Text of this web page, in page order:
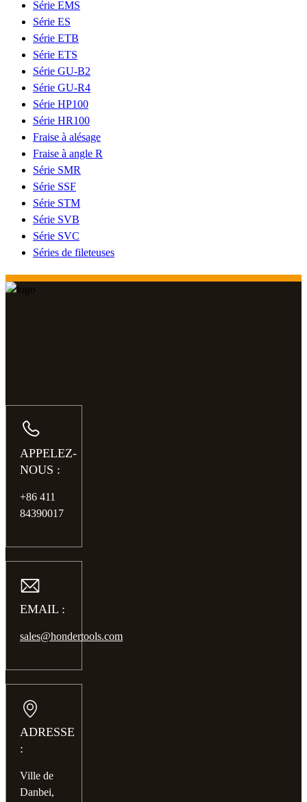
Série EMS
Série ES
Série ETB
Série ETS
Série GU-B2
Série GU-R4
Série HP100
Série HR100
Fraise à alésage
Fraise à angle R
Série SMR
Série SSF
Série STM
Série SVB
Série SVC
Séries de fileteuses
APPELEZ-
NOUS :
+86 411
84390017
EMAIL :
sales@hondertools.com
ADRESSE
:
Ville de
Danbei,